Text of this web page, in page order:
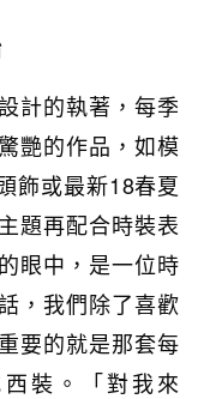
計的執著，每季
艷的作品，如模
飾或最新18春夏
題再配合時裝表
眼中，是一位時
，我們除了喜歡
要的就是那套每
裝。「對我來